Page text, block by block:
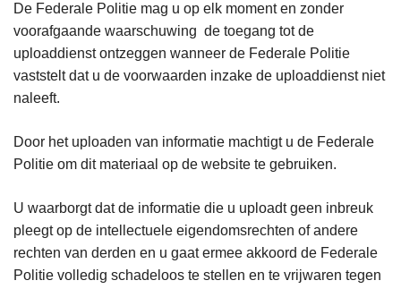
De Federale Politie mag u op elk moment en zonder
voorafgaande waarschuwing de toegang tot de
uploaddienst ontzeggen wanneer de Federale Politie
vaststelt dat u de voorwaarden inzake de uploaddienst niet
naleeft.
Door het uploaden van informatie machtigt u de Federale
Politie om dit materiaal op de website te gebruiken.
U waarborgt dat de informatie die u uploadt geen inbreuk
pleegt op de intellectuele eigendomsrechten of andere
rechten van derden en u gaat ermee akkoord de Federale
Politie volledig schadeloos te stellen en te vrijwaren tegen